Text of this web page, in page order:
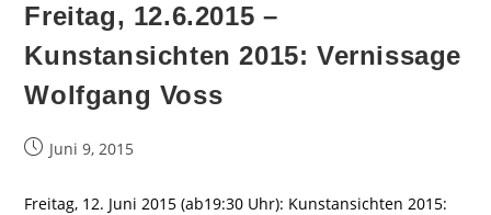
Freitag, 12.6.2015 –
Kunstansichten 2015: Vernissage
Wolfgang Voss
BeitragJuni 9, 2015
Freitag, 12. Juni 2015 (ab19:30 Uhr): Kunstansichten 2015: